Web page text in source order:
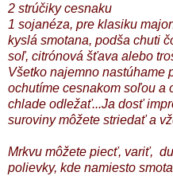
2 strúčiky cesnaku
1 sojanéza, pre klasiku
kyslá smotana, podša chuti
soľ, citrónová šťava alebo
Všetko najemno nastúhame
ochutíme cesnakom soľou a
chlade odležať...Ja dosť
suroviny môžete striedať a
Mrkvu môžete piecť, variť,
polievky, kde namiesto